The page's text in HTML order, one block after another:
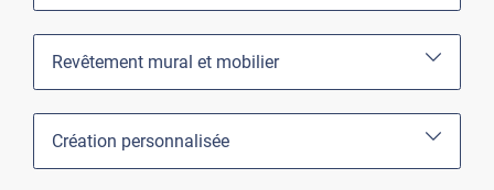
Revêtement mural et mobilier
Création personnalisée